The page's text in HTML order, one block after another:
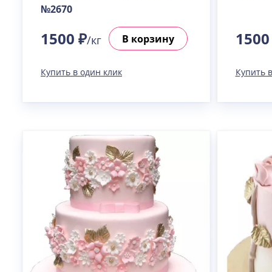
№2670
1500 ₽/кг В корзину
Купить в один клик Купить